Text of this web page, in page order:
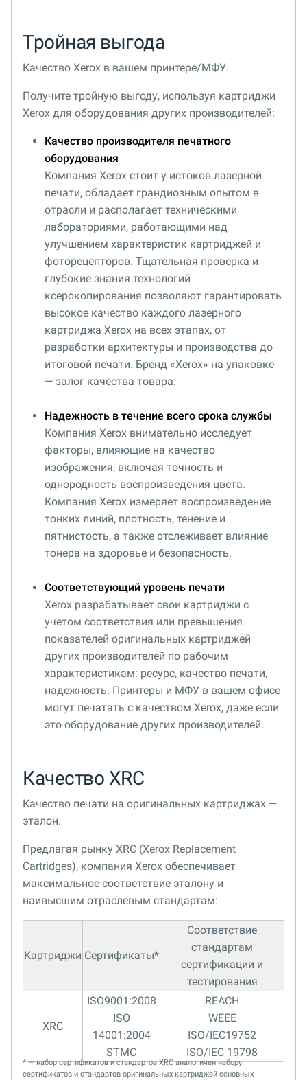
Тройная выгода
Качество Xerox в вашем принтере/МФУ.
Получите тройную выгоду, используя картриджи
Xerox для оборудования других производителей:
Качество производителя печатного
оборудования
Компания Xerox стоит у истоков лазерной
печати, обладает грандиозным опытом в
отрасли и располагает техническими
лабораториями, работающими над
улучшением характеристик картриджей и
фоторецепторов. Тщательная проверка и
глубокие знания технологий
ксерокопирования позволяют гарантировать
высокое качество каждого лазерного
картриджа Xerox на всех этапах, от
разработки архитектуры и производства до
итоговой печати. Бренд «Xerox» на упаковке
— залог качества товара.
Надежность в течение всего срока службы
Компания Xerox внимательно исследует
факторы, влияющие на качество
изображения, включая точность и
однородность воспроизведения цвета.
Компания Xerox измеряет воспроизведение
тонких линий, плотность, тенение и
пятнистость, а также отслеживает влияние
тонера на здоровье и безопасность.
Соответствующий уровень печати
Xerox разрабатывает свои картриджи с
учетом соответствия или превышения
показателей оригинальных картриджей
других производителей по рабочим
характеристикам: ресурс, качество печати,
надежность. Принтеры и МФУ в вашем офисе
могут печатать с качеством Xerox, даже если
это оборудование других производителей.
Качество XRC
Качество печати на оригинальных картриджах —
эталон.
Предлагая рынку XRC (Xerox Replacement
Cartridges), компания Xerox обеспечивает
максимальное соответствие эталону и
наивысшим отраслевым стандартам:
Картриджи Сертификаты*
Соответствие
стандартам
сертификации и
тестирования
XRC
ISO9001:2008
ISO
14001:2004
STMC
REACH
WEEE
ISO/IEC19752
ISO/IEC 19798
* — набор сертификатов и стандартов XRC аналогичен набору
сертификатов и стандартов оригинальных картриджей основных